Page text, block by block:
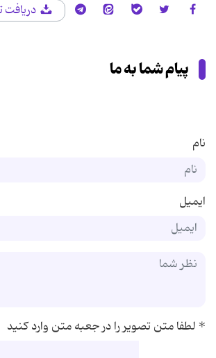
دریافت
پیام شما به ما
نام
ایمیل
*لطفا متن تصویر را در جعبه متن وارد کنید